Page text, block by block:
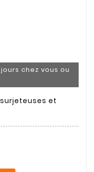
jours chez vous ou
surjeteuses et